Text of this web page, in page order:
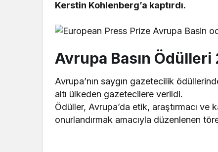
Kerstin Kohlenberg’a kaptırdı.
Avrupa Basın
Avrupa’nın saygın gazetecilik
altı ülkeden gazetecilere verildi.
Ödüller, Avrupa’da etik, araştırmacı ve
onurlandırmak amacıyla düzenlenen